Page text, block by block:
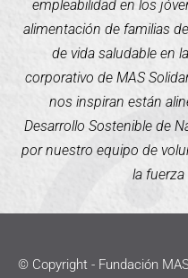
empleabilidad en los
alimentación de familias
de vida saludable en
corporativo de MAS
nos inspiran están
Desarrollo Sostenible de
por nuestro equipo de
la
© Copyright - Fundación